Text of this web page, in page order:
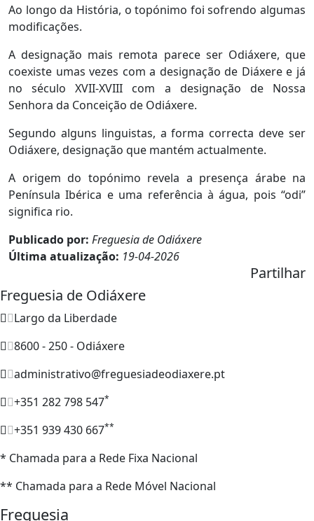
Ao longo da História, o topónimo foi sofrendo algumas
modificações.
A designação mais remota parece ser Odiáxere, que
coexiste umas vezes com a designação de Diáxere e já
no século XVII-XVIII com a designação de Nossa
Senhora da Conceição de Odiáxere.
Segundo alguns linguistas, a forma correcta deve ser
Odiáxere, designação que mantém actualmente.
A origem do topónimo revela a presença árabe na
Península Ibérica e uma referência à água, pois “odi”
significa rio.
Publicado por: Freguesia de Odiáxere
Última atualização: 19-04-2026
Partilhar
Freguesia de Odiáxere
Largo da Liberdade
8600 - 250 - Odiáxere
administrativo@freguesiadeodiaxere.pt
+351 282 798 547*
+351 939 430 667**
* Chamada para a Rede Fixa Nacional
** Chamada para a Rede Móvel Nacional
Freguesia